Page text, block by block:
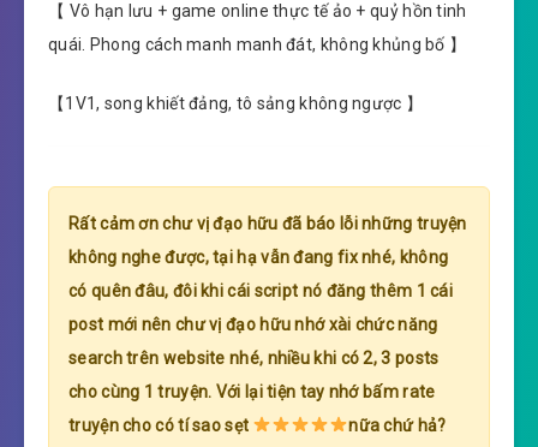
【 Vô hạn lưu + game online thực tế ảo + quỷ hồn tinh
quái. Phong cách manh manh đát, không khủng bố 】
【1V1, song khiết đảng, tô sảng không ngược 】
Rất cảm ơn chư vị đạo hữu đã báo lỗi những truyện
không nghe được, tại hạ vẫn đang fix nhé, không
có quên đâu, đôi khi cái script nó đăng thêm 1 cái
post mới nên chư vị đạo hữu nhớ xài chức năng
search trên website nhé, nhiều khi có 2, 3 posts
cho cùng 1 truyện. Với lại tiện tay nhớ bấm rate
truyện cho có tí sao sẹt
nữa chứ hả?